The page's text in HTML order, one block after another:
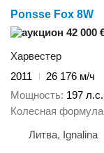
Ponsse Fox 8W
42 000
Харвестер
2011
26 176 м/ч
Мощность 197
Колесная формула
Литва, Ignalina